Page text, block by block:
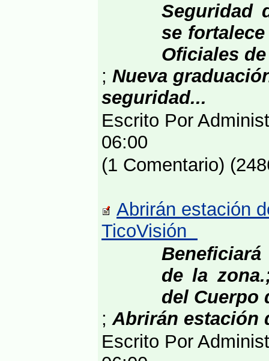
Seguridad
se
Oficiales
; Nueva
seguridad...
Escrito Por
06:00
(1 Comentario)
Abrirán estación
TicoVisión
de la
del Cuerpo
;Abrirán estación
Escrito Por